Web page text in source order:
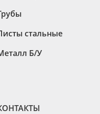
стальные
Б/У